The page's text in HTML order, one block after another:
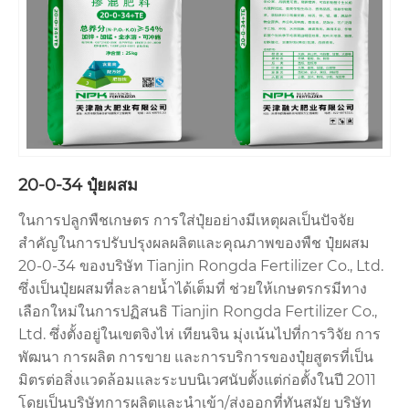
20-0-34 ปุ๋ยผสม
ในการปลูกพืชเกษตร การใส่ปุ๋ยอย่างมีเหตุผลเป็นปัจจัย
สำคัญในการปรับปรุงผลผลิตและคุณภาพของพืช ปุ๋ยผสม
20-0-34 ของบริษัท Tianjin Rongda Fertilizer Co., Ltd.
ซึ่งเป็นปุ๋ยผสมที่ละลายน้ำได้เต็มที่ ช่วยให้เกษตรกรมีทาง
เลือกใหม่ในการปฏิสนธิ Tianjin Rongda Fertilizer Co.,
Ltd. ซึ่งตั้งอยู่ในเขตจิงไห่ เทียนจิน มุ่งเน้นไปที่การวิจัย การ
พัฒนา การผลิต การขาย และการบริการของปุ๋ยสูตรที่เป็น
มิตรต่อสิ่งแวดล้อมและระบบนิเวศนับตั้งแต่ก่อตั้งในปี 2011
โดยเป็นบริษัทการผลิตและนำเข้า/ส่งออกที่ทันสมัย บริษัท